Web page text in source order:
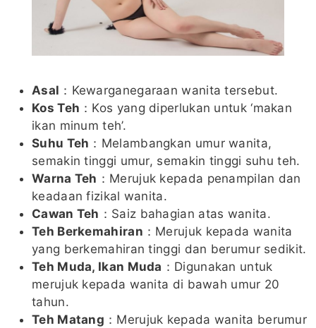
Asal ：Kewarganegaraan wanita tersebut.
Kos Teh ：Kos yang diperlukan untuk ‘makan
ikan minum teh’.
Suhu Teh ：Melambangkan umur wanita,
semakin tinggi umur, semakin tinggi suhu teh.
Warna Teh ：Merujuk kepada penampilan dan
keadaan fizikal wanita.
Cawan Teh ：Saiz bahagian atas wanita.
Teh Berkemahiran ：Merujuk kepada wanita
yang berkemahiran tinggi dan berumur sedikit.
Teh Muda, Ikan Muda ：Digunakan untuk
merujuk kepada wanita di bawah umur 20
tahun.
Teh Matang ：Merujuk kepada wanita berumur